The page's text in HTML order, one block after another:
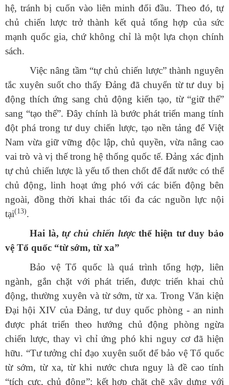
hệ, tránh bị cuốn vào liên minh đối đầu. Theo đó, tự
chủ chiến lược trở thành kết quả tổng hợp của sức
mạnh quốc gia, chứ không chỉ là một lựa chọn chính
sách.
Việc nâng tầm “tự chủ chiến lược” thành nguyên
tắc xuyên suốt cho thấy Đảng đã chuyển từ tư duy bị
động thích ứng sang chủ động kiến tạo, từ “giữ thế”
sang “tạo thế”. Đây chính là bước phát triển mang tính
đột phá trong tư duy chiến lược, tạo nền tảng để Việt
Nam vừa giữ vững độc lập, chủ quyền, vừa nâng cao
vai trò và vị thế trong hệ thống quốc tế. Đảng xác định
tự chủ chiến lược là yếu tố then chốt để đất nước có thể
chủ động, linh hoạt ứng phó với các biến động bên
ngoài, đồng thời khai thác tối đa các nguồn lực nội
tại(13).
Hai là,tự chủ chiến lượcthể hiện tư duy bảo
vệ Tổ quốc “từ sớm, từ xa”
Bảo vệ Tổ quốc là quá trình tổng hợp, liên
ngành, gắn chặt với phát triển, được triển khai chủ
động, thường xuyên và từ sớm, từ xa. Trong Văn kiện
Đại hội XIV của Đảng, tư duy quốc phòng - an ninh
được phát triển theo hướng chủ động phòng ngừa
chiến lược, thay vì chỉ ứng phó khi nguy cơ đã hiện
hữu. “Tư tưởng chỉ đạo xuyên suốt để bảo vệ Tổ quốc
từ sớm, từ xa, từ khi nước chưa nguy là đề cao tính
“tích cực, chủ động”; kết hợp chặt chẽ xây dựng với